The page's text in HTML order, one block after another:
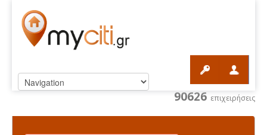
90626 επιχειρήσεις